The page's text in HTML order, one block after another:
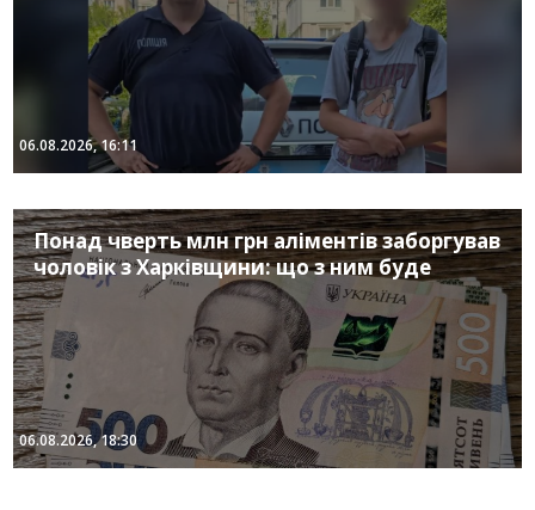
06.08.2026, 16:11
Понад чверть млн грн аліментів заборгував
чоловік з Харківщини: що з ним буде
06.08.2026, 18:30